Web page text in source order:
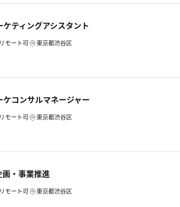
ティングアシスタント
モート可 東京都渋谷区
コンサルマネージャー
モート可 東京都渋谷区
・事業推進
モート可 東京都渋谷区